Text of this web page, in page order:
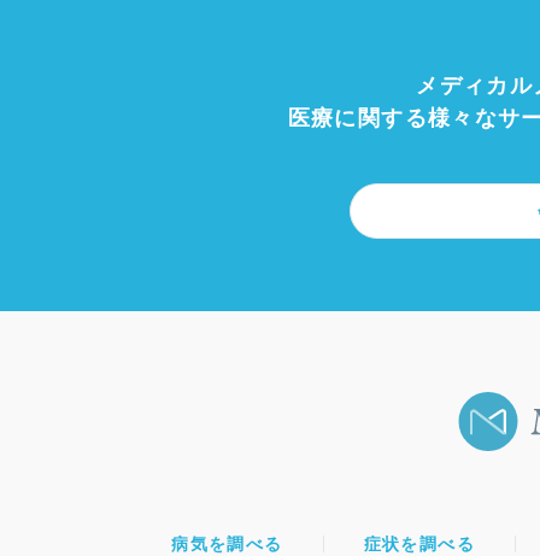
メディカ
医療に関する様々なサ
病気を調べる 症状を調べる